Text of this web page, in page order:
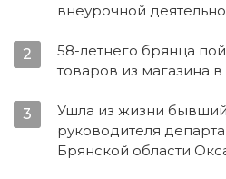
внеурочной
2
58-летнего брянца
товаров из магазина в
3
Ушла из жизни бывший
руководителя
Брянской области